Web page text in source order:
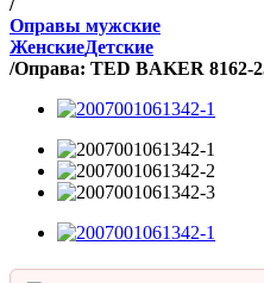
/
Оправы мужские
ЖенскиеДетские
/Оправа: TED BAKER 8162-